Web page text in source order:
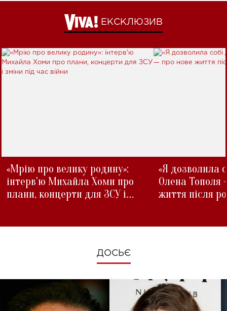
ЕКСКЛЮЗИВ
«Мрію про велику родину»:
інтерв'ю Михайла Хоми про
плани, концерти для ЗСУ і
«Я дозволила
Олена Тополя
життя після
ДОСЬЄ